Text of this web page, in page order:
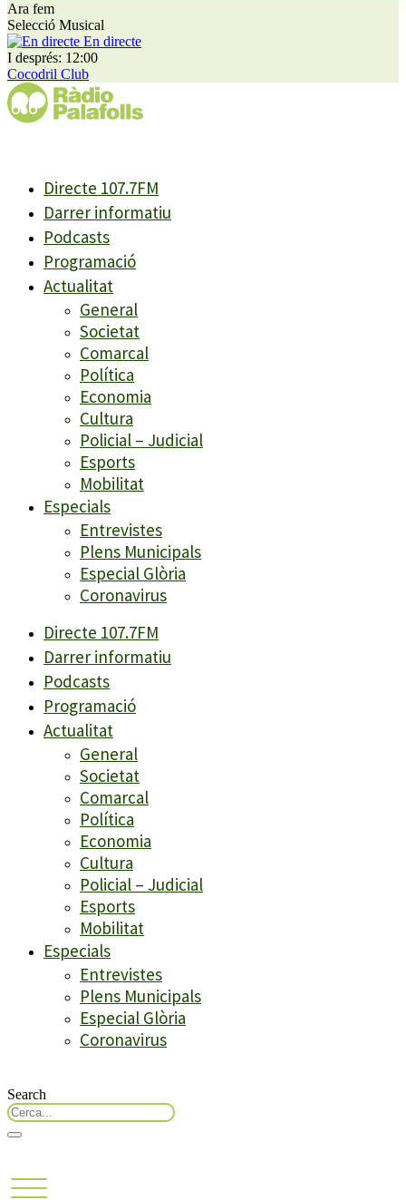
Ara fem
Selecció Musical
En directe
I després: 12:00
Cocodril Club
Directe 107.7FM
Darrer informatiu
Podcasts
Programació
Actualitat
General
Societat
Comarcal
Política
Economia
Cultura
Policial – Judicial
Esports
Mobilitat
Especials
Entrevistes
Plens Municipals
Especial Glòria
Coronavirus
Directe 107.7FM
Darrer informatiu
Podcasts
Programació
Actualitat
General
Societat
Comarcal
Política
Economia
Cultura
Policial – Judicial
Esports
Mobilitat
Especials
Entrevistes
Plens Municipals
Especial Glòria
Coronavirus
Search